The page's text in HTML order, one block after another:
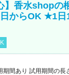
】香水shopの
からOK ★1日
期間あり 試用期間の